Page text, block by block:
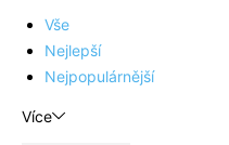
Vše
Nejlepší
Nejpopulárnější
Více